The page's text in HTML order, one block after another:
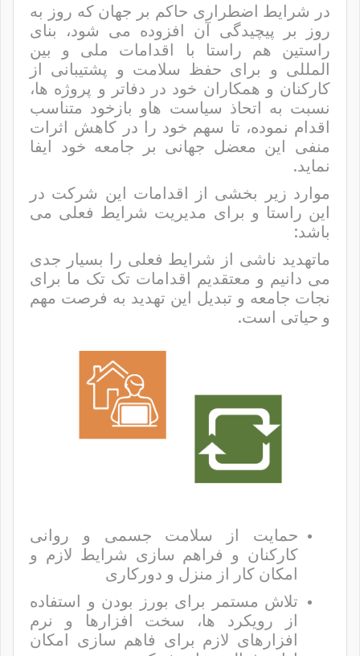
در شرایط اضطراری حاکم بر جهان که روز به
روز بر پیچیدگی آن افزوده می شود، بنای
راستین هم راستا با اقدامات ملی و بین
المللی و برای حفظ سلامت و پشتیبانی از
کارکنان و همکاران خود در دفاتر و پروژه ها،
نسبت به اتحاذ سیاست هاو بازخود متناسب
اقدام نموده، تا سهم خود را در کاهش اثرات
منفی این معضل جهانی بر جامعه خود ایفا
نماید.
موارد زیر بخشی از اقدامات این شرکت در
این راستا و برای مدیریت شرایط فعلی می
باشد:
ماتهدید ناشی از شرایط فعلی را بسیار جدی
می دانیم و معتقدیم اقدامات تک تک ما برای
نجات جامعه و تبدیل این تهدید به فرصت مهم
و حیاتی است.
حمایت از سلامت جسمی و روانی
کارکنان و فراهم سازی شرایط لازم و
امکان کار از منزل و دورکاری
تلاش مستمر برای بورز بودن و استفاده
از رویکرد ها، سخت افزارها و نرم
افزارهای لازم برای فاهم سازی امکان